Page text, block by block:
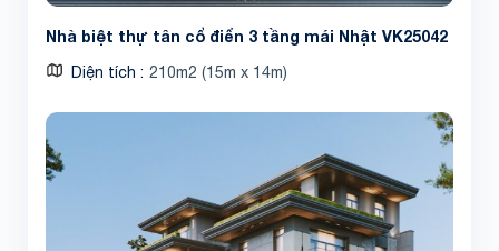
Nhà biệt thự tân cổ điển 3 tầng mái Nhật VK25042
Diện tích 210m2 (15m x 14m)